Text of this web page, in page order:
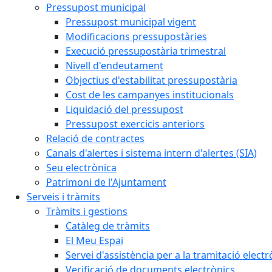
Pressupost municipal
Pressupost municipal vigent
Modificacions pressupostàries
Execució pressupostària trimestral
Nivell d'endeutament
Objectius d'estabilitat pressupostària
Cost de les campanyes institucionals
Liquidació del pressupost
Pressupost exercicis anteriors
Relació de contractes
Canals d'alertes i sistema intern d'alertes (SIA)
Seu electrònica
Patrimoni de l'Ajuntament
Serveis i tràmits
Tràmits i gestions
Catàleg de tràmits
El Meu Espai
Servei d'assistència per a la tramitació